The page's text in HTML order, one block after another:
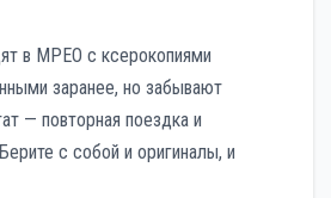
в МРЕО с ксерокопиями
заранее, но забывают
— повторная поездка и
с собой и оригиналы, и